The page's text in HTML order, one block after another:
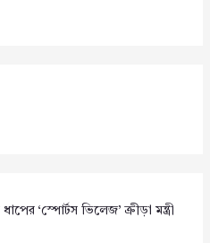
‘স্পোর্টস ভিলেজ’ ক্রীড়া মন্ত্রী